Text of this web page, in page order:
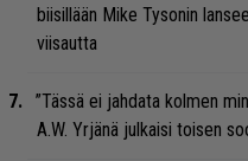
biisillään Mike Tysonin
viisautta
”Tässä ei jahdata kolmen
A.W. Yrjänä julkaisi toisen